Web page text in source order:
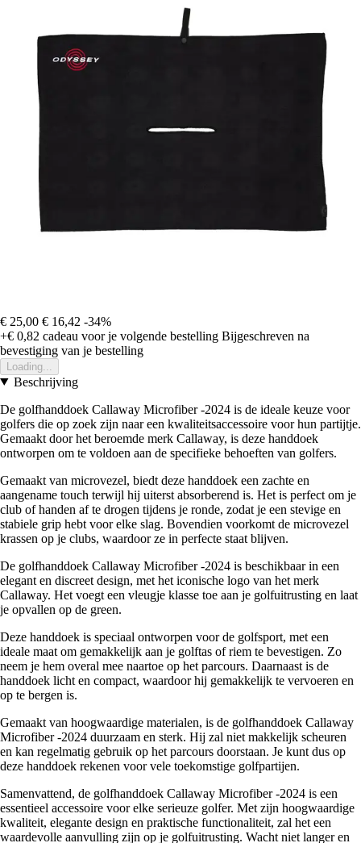
€ 25,00 € 16,42 -34%
+€ 0,82 cadeau voor je volgende bestelling Bijgeschreven na
bevestiging van je bestelling
Loading...
Beschrijving
De golfhanddoek Callaway Microfiber -2024 is de ideale keuze voor
golfers die op zoek zijn naar een kwaliteitsaccessoire voor hun partijtje.
Gemaakt door het beroemde merk Callaway, is deze handdoek
ontworpen om te voldoen aan de specifieke behoeften van golfers.
Gemaakt van microvezel, biedt deze handdoek een zachte en
aangename touch terwijl hij uiterst absorberend is. Het is perfect om je
club of handen af te drogen tijdens je ronde, zodat je een stevige en
stabiele grip hebt voor elke slag. Bovendien voorkomt de microvezel
krassen op je clubs, waardoor ze in perfecte staat blijven.
De golfhanddoek Callaway Microfiber -2024 is beschikbaar in een
elegant en discreet design, met het iconische logo van het merk
Callaway. Het voegt een vleugje klasse toe aan je golfuitrusting en laat
je opvallen op de green.
Deze handdoek is speciaal ontworpen voor de golfsport, met een
ideale maat om gemakkelijk aan je golftas of riem te bevestigen. Zo
neem je hem overal mee naartoe op het parcours. Daarnaast is de
handdoek licht en compact, waardoor hij gemakkelijk te vervoeren en
op te bergen is.
Gemaakt van hoogwaardige materialen, is de golfhanddoek Callaway
Microfiber -2024 duurzaam en sterk. Hij zal niet makkelijk scheuren
en kan regelmatig gebruik op het parcours doorstaan. Je kunt dus op
deze handdoek rekenen voor vele toekomstige golfpartijen.
Samenvattend, de golfhanddoek Callaway Microfiber -2024 is een
essentieel accessoire voor elke serieuze golfer. Met zijn hoogwaardige
kwaliteit, elegante design en praktische functionaliteit, zal het een
waardevolle aanvulling zijn op je golfuitrusting. Wacht niet langer en